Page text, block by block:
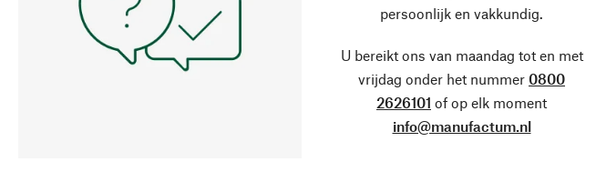
persoonlijk en vakkundig.
U bereikt ons van maandag tot en met
vrijdag onder het nummer 0800
2626101 of op elk moment
info@manufactum.nl